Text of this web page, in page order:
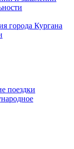
города Кургана
поездки